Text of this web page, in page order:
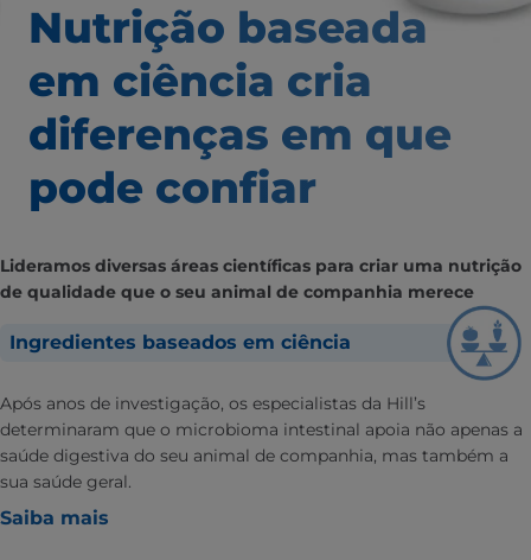
Nutrição baseada
em ciência cria
diferenças em que
pode confiar
Lideramos diversas áreas científicas para criar uma nutrição
de qualidade que o seu animal de companhia merece
Ingredientes baseados em ciência
Após anos de investigação, os especialistas da Hill’s
determinaram que o microbioma intestinal apoia não apenas a
saúde digestiva do seu animal de companhia, mas também a
sua saúde geral.
Saiba mais